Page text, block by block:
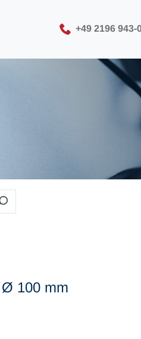
+49 2196 943-
Ø 100 mm